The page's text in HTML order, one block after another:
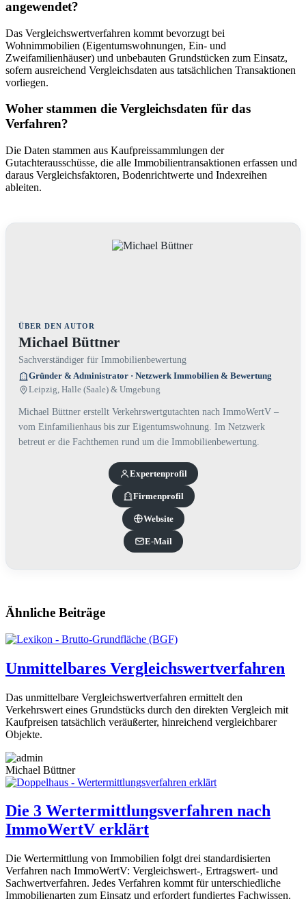
angewendet?
Das Vergleichswertverfahren kommt bevorzugt bei
Wohnimmobilien (Eigentumswohnungen, Ein- und
Zweifamilienhäuser) und unbebauten Grundstücken zum Einsatz,
sofern ausreichend Vergleichsdaten aus tatsächlichen Transaktionen
vorliegen.
Woher stammen die Vergleichsdaten für das
Verfahren?
Die Daten stammen aus Kaufpreissammlungen der
Gutachterausschüsse, die alle Immobilientransaktionen erfassen und
daraus Vergleichsfaktoren, Bodenrichtwerte und Indexreihen
ableiten.
ÜBER DEN AUTOR
Michael Büttner
Sachverständiger für Immobilienbewertung
Gründer & Administrator · Netzwerk Immobilien & Bewertung
Leipzig, Halle (Saale) & Umgebung
Michael Büttner erstellt Verkehrswertgutachten nach ImmoWertV –
vom Einfamilienhaus bis zur Eigentumswohnung. Im Netzwerk
betreut er die Fachthemen rund um die Immobilienbewertung.
Experten­profil
Firmenprofil
Website
E-Mail
Ähnliche Beiträge
Unmittelbares Vergleichswertverfahren
Das unmittelbare Vergleichswertverfahren ermittelt den
Verkehrswert eines Grundstücks durch den direkten Vergleich mit
Kaufpreisen tatsächlich veräußerter, hinreichend vergleichbarer
Objekte.
Michael Büttner
Die 3 Wertermittlungsverfahren nach
ImmoWertV erklärt
Die Wertermittlung von Immobilien folgt drei standardisierten
Verfahren nach ImmoWertV: Vergleichswert-, Ertragswert- und
Sachwertverfahren. Jedes Verfahren kommt für unterschiedliche
Immobilienarten zum Einsatz und erfordert fundiertes Fachwissen.